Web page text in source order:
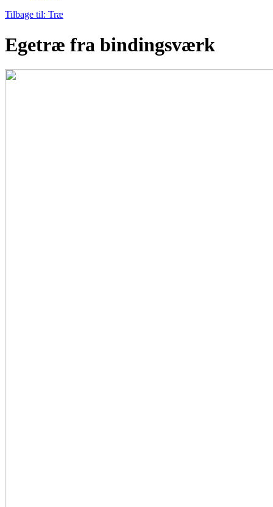
Tilbage til: Træ
Egetræ fra bindingsværk